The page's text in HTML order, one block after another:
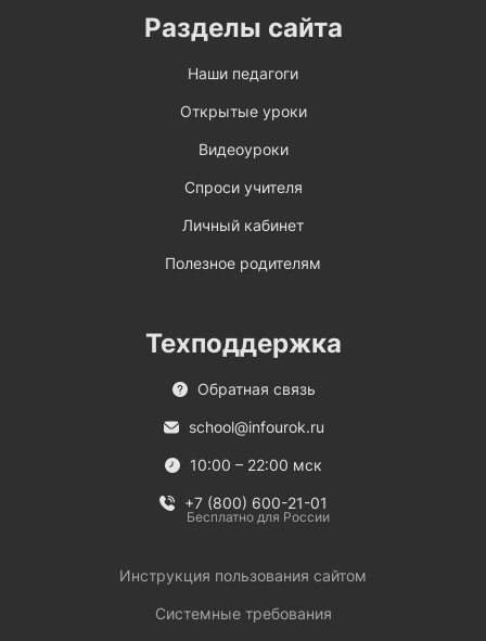
Разделы сайта
Наши педагоги
Открытые уроки
Видеоуроки
Спроси учителя
Личный кабинет
Полезное родителям
Техподдержка
Обратная связь
school@infourok.ru
10:00 – 22:00 мск
+7 (800) 600-21-01
Бесплатно для России
Инструкция пользования сайтом
Системные требования